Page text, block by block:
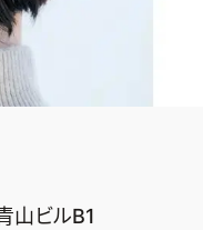
山ビルB1